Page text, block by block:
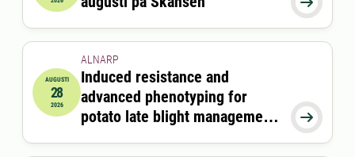
2026-08-28 13:00:00
AUGUSTI
28
2026

ALNARP
Induced resistance and
advanced phenotyping for
potato late blight management